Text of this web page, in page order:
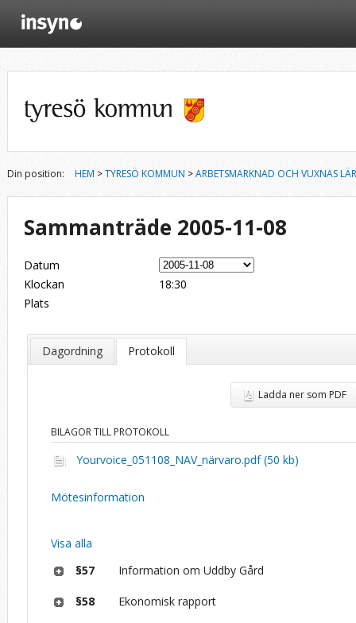
Din position: HEM >TYRESÖ KOMMUN >ARBETSMARKNAD OCH VUXNAS
Sammanträde 2005-11-08
Datum
Klockan
18:30
Plats
Dagordning Protokoll
Ladda ner som PDF
BILAGOR TILL PROTOKOLL
Yourvoice_051108_NAV_närvaro.pdf (50 kb)
Mötesinformation
Visa alla
§57
Information om Uddby Gård
§58 Ekonomisk rapport